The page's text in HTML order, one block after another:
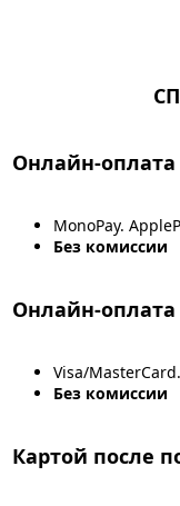
Онлайн-оплата
MonoPay.
Без комиссии
Онлайн-оплата
Visa/
Без комиссии
Картой после